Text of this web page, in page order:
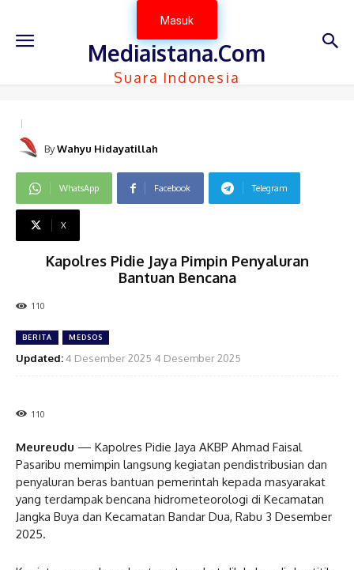
Masuk
Mediaistana.Com
Suara Indonesia
ByWahyu Hidayatillah
WhatsApp Facebook Telegram
X
Kapolres Pidie Jaya Pimpin Penyaluran
Bantuan Bencana
110
BERITA MEDSOS
Updated:4 Desember 2025 4 Desember 2025
110
Meureudu — Kapolres Pidie Jaya AKBP Ahmad Faisal
Pasaribu memimpin langsung kegiatan pendistribusian dan
penyaluran beras bantuan pemerintah kepada masyarakat
yang terdampak bencana hidrometeorologi di Kecamatan
Jangka Buya dan Kecamatan Bandar Dua, Rabu 3 Desember
2025.